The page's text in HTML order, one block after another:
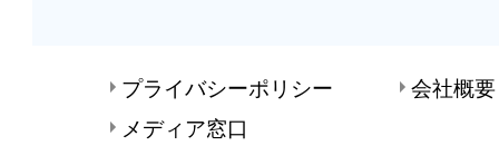
プライバシーポリシー
会社概要
メディア窓口